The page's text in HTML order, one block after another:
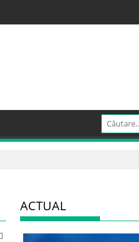
ACTUAL